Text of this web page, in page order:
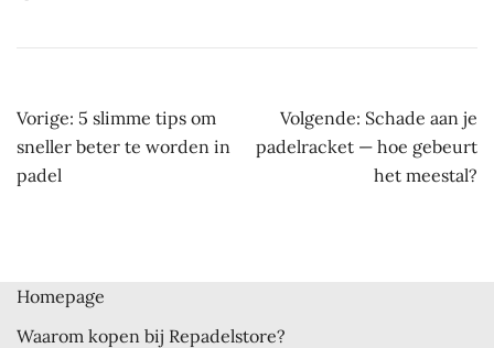
Bericht
navigatie
Vorige: 5 slimme tips om
sneller beter te worden in
padel
Volgende: Schade aan je
padelracket — hoe gebeurt
het meestal?
Homepage
Waarom kopen bij Repadelstore?